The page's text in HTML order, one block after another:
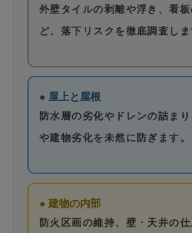
外壁タイルの剥離や浮き、看
ど、落下リスクを徹底調査しま
● 屋上と屋根
防水層の劣化やドレンの詰ま
や建物劣化を未然に防ぎます。
● 建物の内部
防火区画の維持、壁・天井の